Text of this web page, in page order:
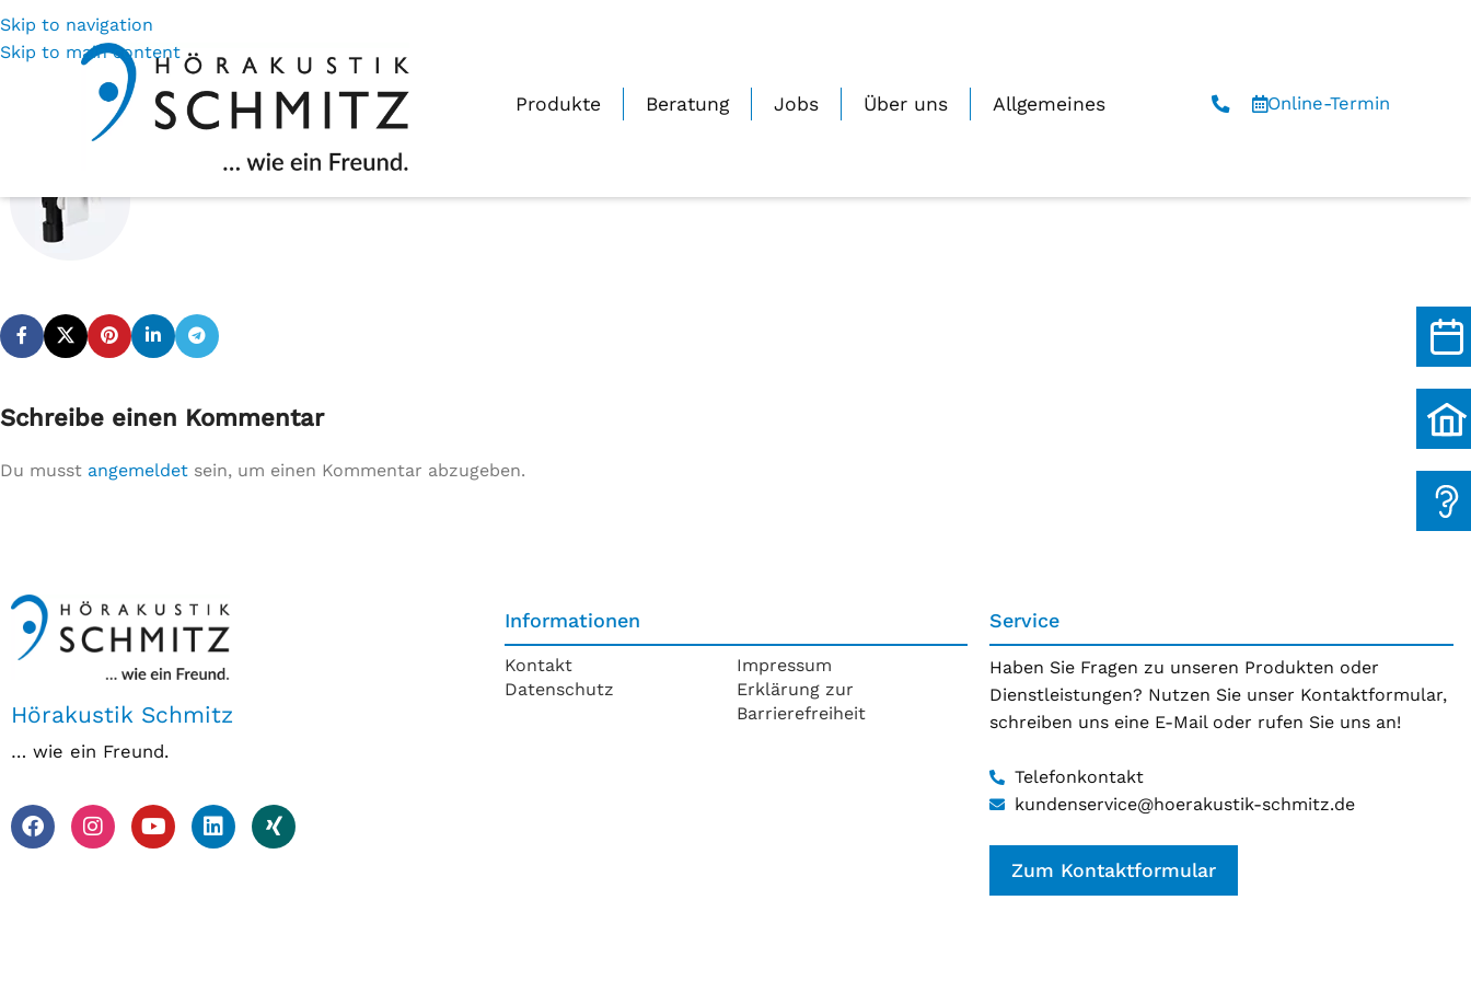
Skip to navigation
Skip to main content
Produkte Beratung Jobs Über uns Allgemeines Online-Termin
Schreibe einen Kommentar
Du musst angemeldet sein, um einen Kommentar abzugeben.
Hörakustik Schmitz
… wie ein Freund.
Informationen
Kontakt
Datenschutz
Impressum
Erklärung zur
Barrierefreiheit
Service
Haben Sie Fragen zu unseren Produkten oder
Dienstleistungen? Nutzen Sie unser Kontaktformular,
schreiben uns eine E-Mail oder rufen Sie uns an!
Telefonkontakt
kundenservice@hoerakustik-schmitz.de
Zum Kontaktformular